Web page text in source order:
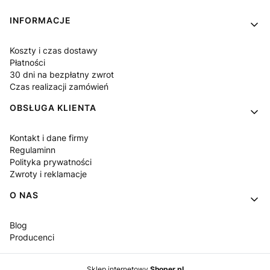
Linki w stopce
INFORMACJE
Koszty i czas dostawy
Płatności
30 dni na bezpłatny zwrot
Czas realizacji zamówień
OBSŁUGA KLIENTA
Kontakt i dane firmy
Regulaminn
Polityka prywatności
Zwroty i reklamacje
O NAS
Blog
Producenci